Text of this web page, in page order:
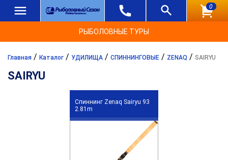
0
РЫБОЛОВНЫЕ ТУРЫ
Главная / Каталог / УДИЛИЩА / СПИННИНГОВЫЕ / ZENAQ / SAIRYU
SAIRYU
Спиннинг Zenaq Sairyu 93
2.81m